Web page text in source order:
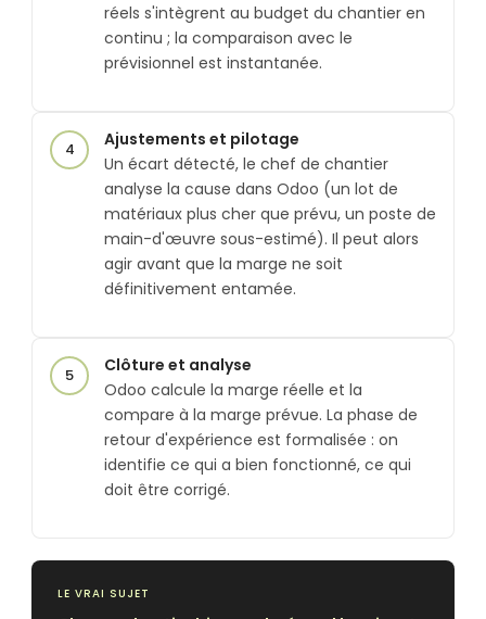
réels s'intègrent au budget du chantier en
continu ; la comparaison avec le
prévisionnel est instantanée.
4
Ajustements et pilotage
Un écart détecté, le chef de chantier
analyse la cause dans Odoo (un lot de
matériaux plus cher que prévu, un poste de
main-d'œuvre sous-estimé). Il peut alors
agir avant que la marge ne soit
définitivement entamée.
5
Clôture et analyse
Odoo calcule la marge réelle et la
compare à la marge prévue. La phase de
retour d'expérience est formalisée : on
identifie ce qui a bien fonctionné, ce qui
doit être corrigé.
LE VRAI SUJET